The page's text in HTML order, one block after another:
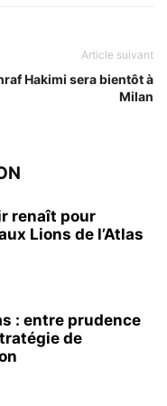
Article suivant
Hakimi sera bientôt à
Milan
renaît pour
Lions de l’Atlas
: entre prudence
de